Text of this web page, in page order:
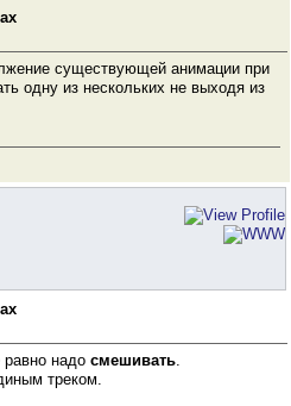
существующей анимации при
одну из нескольких не выходя из
надо смешивать.
треком.